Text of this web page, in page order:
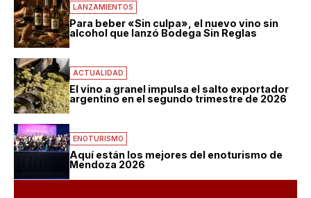
LANZAMIENTOS
Para beber «Sin culpa», el nuevo vino sin
alcohol que lanzó Bodega Sin Reglas
ACTUALIDAD
El vino a granel impulsa el salto exportador
argentino en el segundo trimestre de 2026
ENOTURISMO
Aquí están los mejores del enoturismo de
Mendoza 2026